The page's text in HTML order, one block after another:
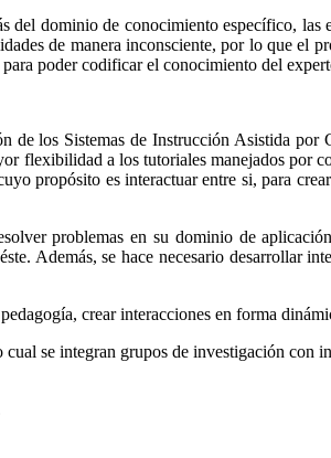
dominio de conocimiento específico, las
de manera inconsciente, por lo que el
poder codificar el conocimiento del
los Sistemas de Instrucción Asistida
flexibilidad a los tutoriales manejados por
propósito es interactuar entre si, para
problemas en su dominio de
Además, se hace necesario desarrollar
crear interacciones en forma
se integran grupos de investigación con